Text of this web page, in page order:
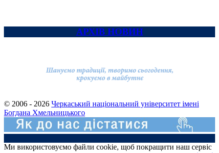
АРХІВ НОВИН
© 2006 - 2026 Черкаський національний університет імені
Богдана Хмельницького
Ми використовуємо файли cookie, щоб покращити наш сервіс